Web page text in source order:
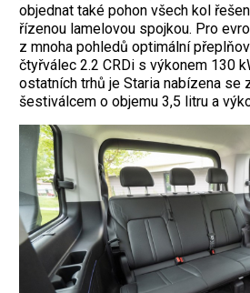
objednat také pohon všech kol
řízenou lamelovou spojkou. Pro
z mnoha pohledů optimální
čtyřválec 2.2 CRDi s výkonem 130
ostatních trhů je Staria nabízena se
šestiválcem o objemu 3,5 litru a